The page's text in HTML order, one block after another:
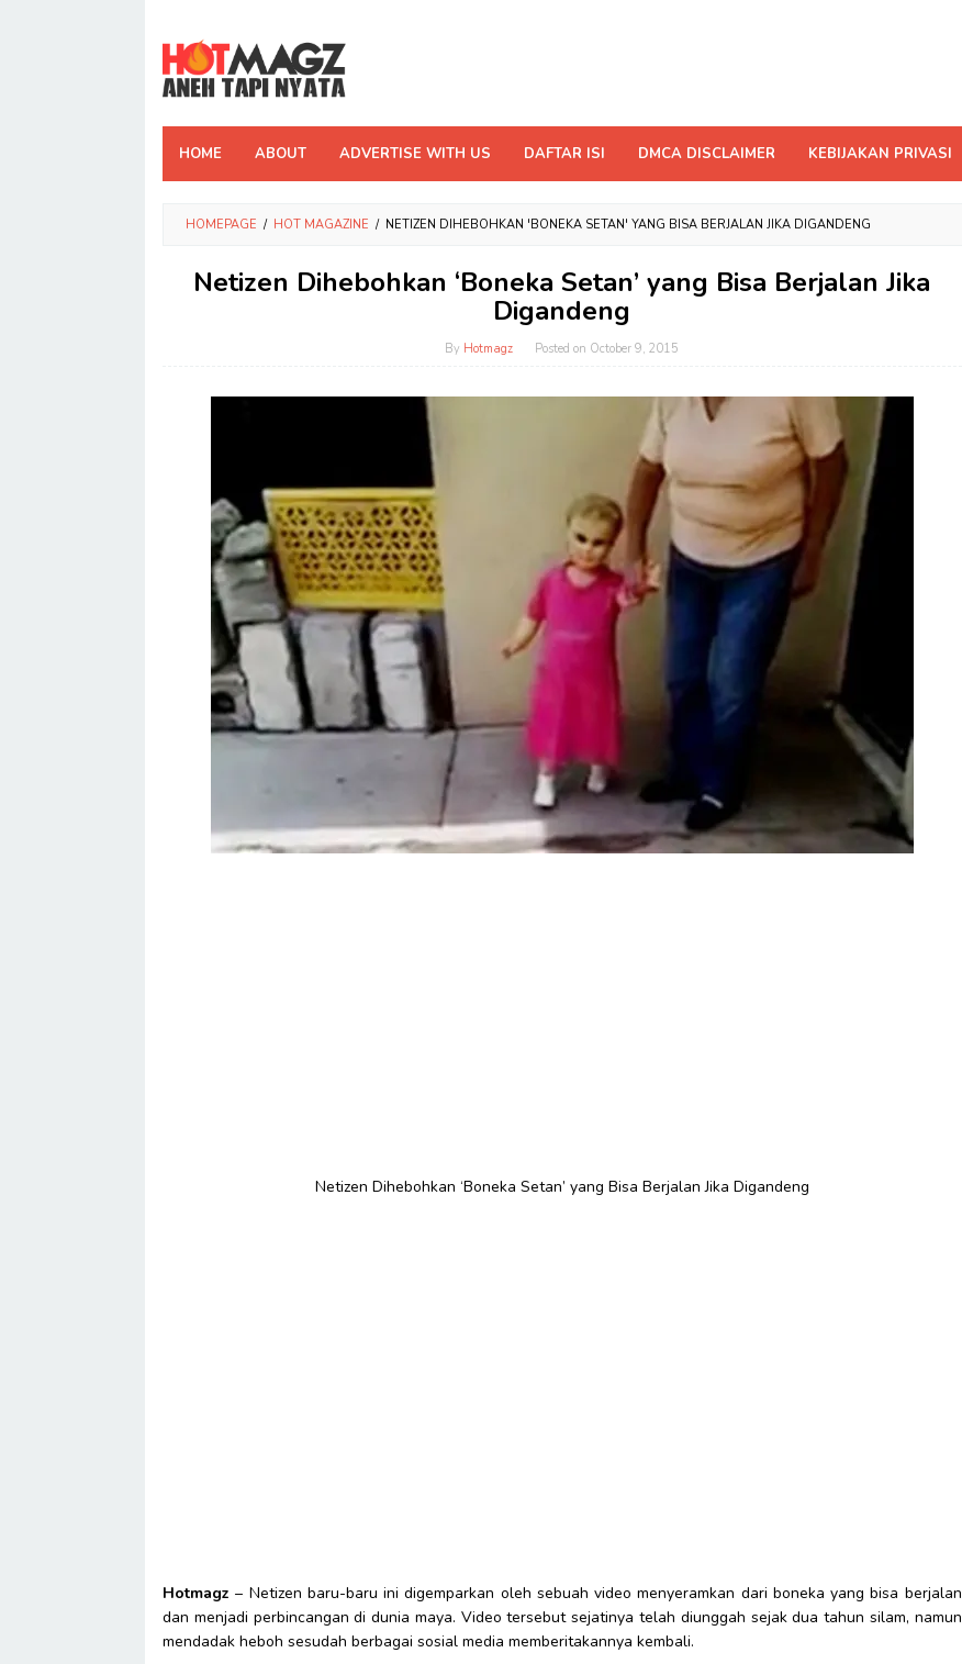
content
HOME ABOUT ADVERTISE WITH US DAFTAR ISI DMCA DISCLAIMER KEBIJAKAN PRIVASI
HOMEPAGE / HOT MAGAZINE / NETIZEN DIHEBOHKAN 'BONEKA SETAN' YANG BISA BERJALAN JIKA DIGANDENG
Netizen Dihebohkan ‘Boneka Setan’ yang Bisa Berjalan Jika
Digandeng
By Hotmagz Posted on October 9, 2015
Netizen Dihebohkan ‘Boneka Setan’ yang Bisa Berjalan Jika Digandeng
Hotmagz – Netizen baru-baru ini digemparkan oleh sebuah video menyeramkan dari boneka yang bisa berjalan
dan menjadi perbincangan di dunia maya. Video tersebut sejatinya telah diunggah sejak dua tahun silam, namun
mendadak heboh sesudah berbagai sosial media memberitakannya kembali.